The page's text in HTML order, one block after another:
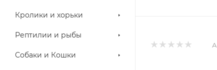
Кролики и хорьки
Рептилии и рыбы
Собаки и Кошки